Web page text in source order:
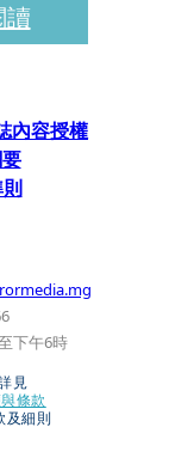
讀
內容授權
下午6時
見
條款
及細則